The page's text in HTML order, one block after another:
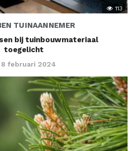
113
TUINAANNEMER
bij tuinbouwmateriaal
toegelicht
8 februari 2024